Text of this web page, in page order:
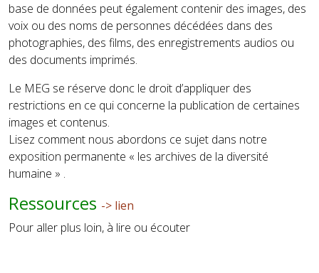
base de données peut également contenir des images, des
voix ou des noms de personnes décédées dans des
photographies, des films, des enregistrements audios ou
des documents imprimés.
Le MEG se réserve donc le droit d’appliquer des
restrictions en ce qui concerne la publication de certaines
images et contenus.
Lisez comment nous abordons ce sujet dans notre
exposition permanente « les archives de la diversité
humaine » .
Ressources -> lien
Pour aller plus loin, à lire ou écouter